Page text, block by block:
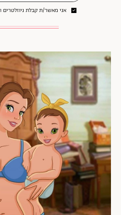
אני מאשר/ת קבלת ניוזלטרים